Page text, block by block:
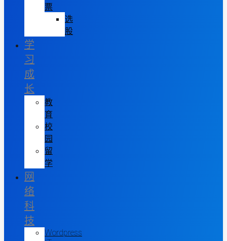
票
选
股
学
习
成
长
教
育
校
园
留
学
网
络
科
技
Wordpress